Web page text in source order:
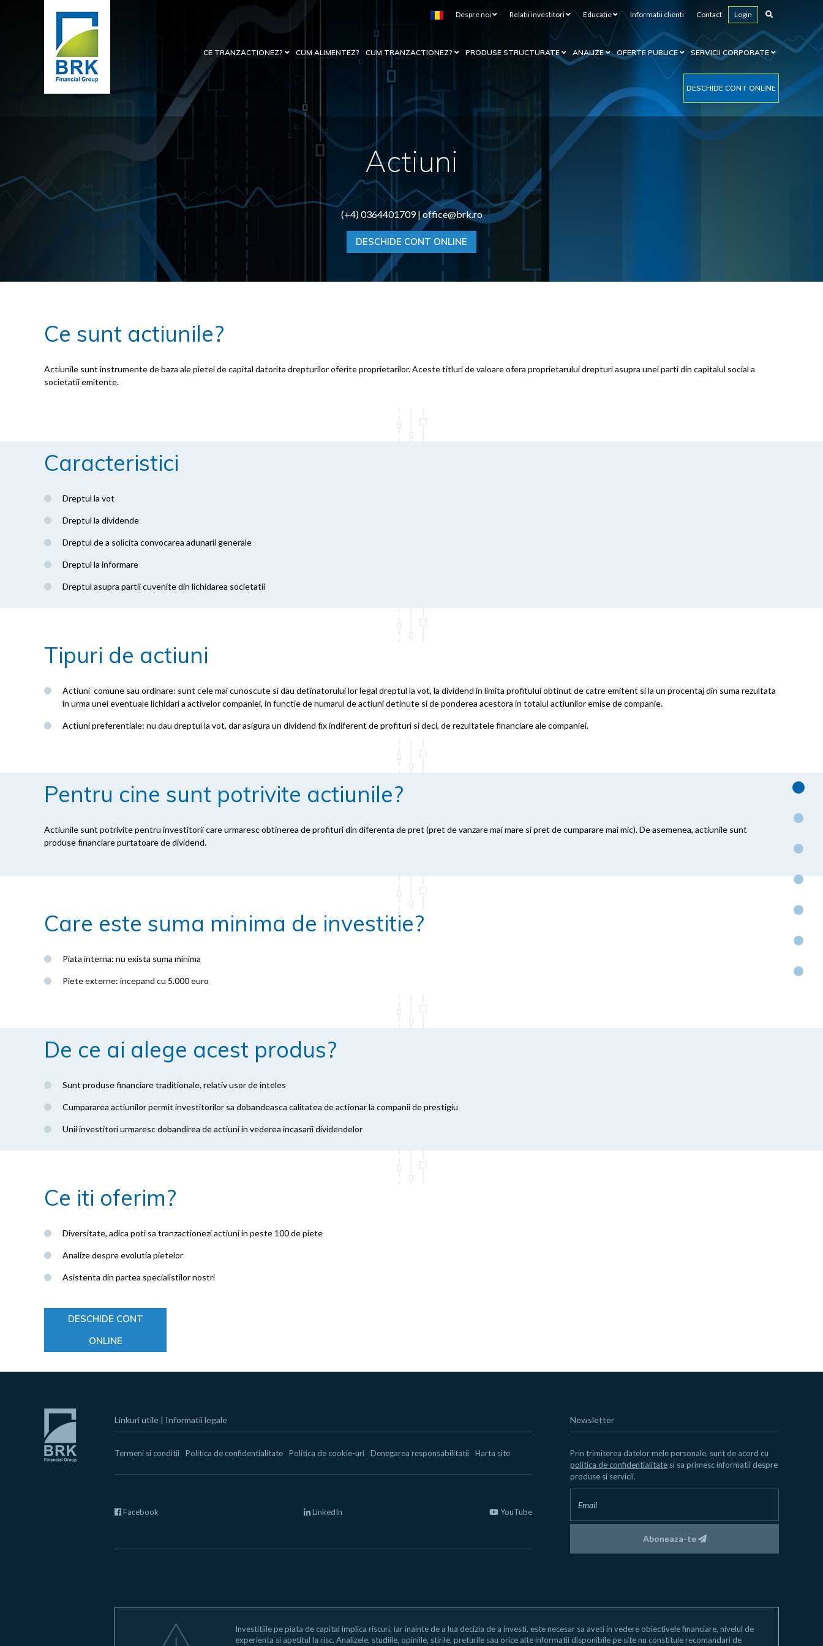
Despre noi Relatii investitori Educatie Informatii clienti Contact Login
CE TRANZACTIONEZ? CUM ALIMENTEZ? CUM TRANZACTIONEZ? PRODUSE STRUCTURATE ANALIZE OFERTE PUBLICE SERVICII CORPORATE
DESCHIDE CONT ONLINE
Actiuni
(+4) 0364401709 |office@brk.ro
DESCHIDE CONT ONLINE
Ce sunt actiunile?
Actiunile sunt instrumente de baza ale pietei de capital datorita drepturilor oferite proprietarilor. Aceste titluri de valoare ofera proprietarului drepturi asupra unei parti din capitalul social a
societatii emitente.
Caracteristici
Dreptul la vot
Dreptul la dividende
Dreptul de a solicita convocarea adunarii generale
Dreptul la informare
Dreptul asupra partii cuvenite din lichidarea societatii
Tipuri de actiuni
Actiuni comune sau ordinare: sunt cele mai cunoscute si dau detinatorului lor legal dreptul la vot, la dividend in limita profitului obtinut de catre emitent si la un procentaj din suma rezultata
in urma unei eventuale lichidari a activelor companiei, in functie de numarul de actiuni detinute si de ponderea acestora in totalul actiunilor emise de companie.
Actiuni preferentiale: nu dau dreptul la vot, dar asigura un dividend fix indiferent de profituri si deci, de rezultatele financiare ale companiei.
Pentru cine sunt potrivite actiunile?
Actiunile sunt potrivite pentru investitorii care urmaresc obtinerea de profituri din diferenta de pret (pret de vanzare mai mare si pret de cumparare mai mic). De asemenea, actiunile sunt
produse financiare purtatoare de dividend.
Care este suma minima de investitie?
Piata interna: nu exista suma minima
Piete externe: incepand cu 5.000 euro
De ce ai alege acest produs?
Sunt produse financiare traditionale, relativ usor de inteles
Cumpararea actiunilor permit investitorilor sa dobandeasca calitatea de actionar la companii de prestigiu
Unii investitori urmaresc dobandirea de actiuni in vederea incasarii dividendelor
Ce iti oferim?
Diversitate, adica poti sa tranzactionezi actiuni in peste 100 de piete
Analize despre evolutia pietelor
Asistenta din partea specialistilor nostri
DESCHIDE CONT
ONLINE
Linkuri utile | Informatii legale
Termeni si conditii Politica de confidentialitate Politica de cookie-uri Denegarea responsabilitatii Harta site
Facebook LinkedIn YouTube
Newsletter
Prin trimiterea datelor mele personale, sunt de acord cu
politica de confidentialitate si sa primesc informatii despre
produse si servicii.
Aboneaza-te
Investitiile pe piata de capital implica riscuri, iar inainte de a lua decizia de a investi, este necesar sa aveti in vedere obiectivele financiare, nivelul de
experienta si apetitul la risc. Analizele, studiile, opiniile, stirile, preturile sau orice alte informatii disponibile pe site nu constituie recomandari de